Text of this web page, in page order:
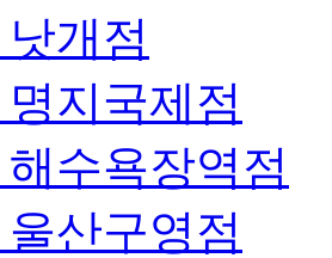
낫개점
명지국제점
해수욕장역점
울산구영점